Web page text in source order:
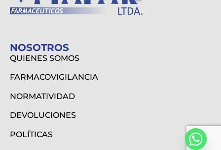
NOSOTROS
QUIENES SOMOS
FARMACOVIGILANCIA
NORMATIVIDAD
DEVOLUCIONES
POLÍTICAS